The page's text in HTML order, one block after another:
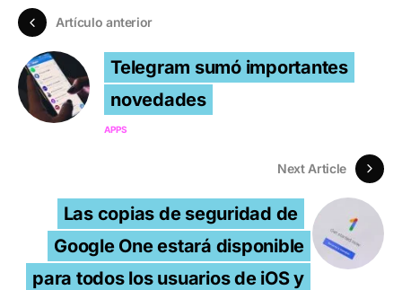
Artículo anterior
Telegram sumó importantes
novedades
APPS
Next Article
Las copias de seguridad de
Google One estará disponible
para todos los usuarios de iOS y